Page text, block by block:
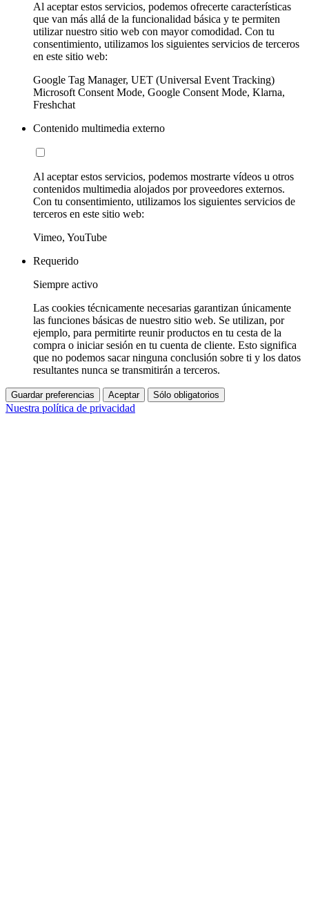
Al aceptar estos servicios, podemos ofrecerte características
que van más allá de la funcionalidad básica y te permiten
utilizar nuestro sitio web con mayor comodidad. Con tu
consentimiento, utilizamos los siguientes servicios de terceros
en este sitio web:
Google Tag Manager, UET (Universal Event Tracking)
Microsoft Consent Mode, Google Consent Mode, Klarna,
Freshchat
Contenido multimedia externo
Al aceptar estos servicios, podemos mostrarte vídeos u otros
contenidos multimedia alojados por proveedores externos.
Con tu consentimiento, utilizamos los siguientes servicios de
terceros en este sitio web:
Vimeo, YouTube
Requerido
Siempre activo
Las cookies técnicamente necesarias garantizan únicamente
las funciones básicas de nuestro sitio web. Se utilizan, por
ejemplo, para permitirte reunir productos en tu cesta de la
compra o iniciar sesión en tu cuenta de cliente. Esto significa
que no podemos sacar ninguna conclusión sobre ti y los datos
resultantes nunca se transmitirán a terceros.
Guardar preferencias Aceptar Sólo obligatorios
Nuestra política de privacidad